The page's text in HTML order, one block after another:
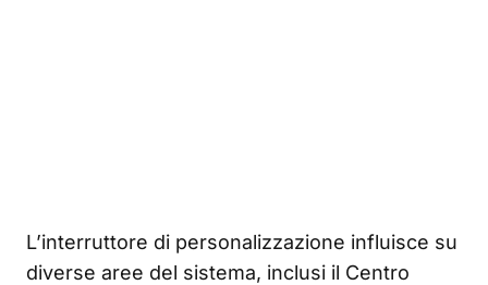
L’interruttore di personalizzazione influisce su
diverse aree del sistema, inclusi il Centro